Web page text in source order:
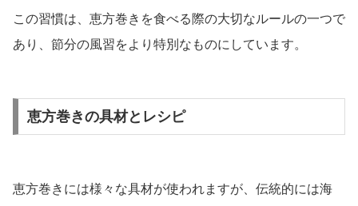
この習慣は、恵方巻きを食べる際の大切なルールの一つで
あり、節分の風習をより特別なものにしています。
恵方巻きの具材とレシピ
恵方巻きには様々な具材が使われますが、伝統的には海